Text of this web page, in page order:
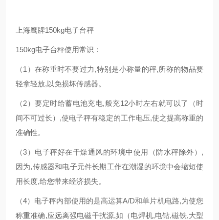
上海鹰牌150kg电子台秤
150kg电子台秤使用常识：
（1）在称重时不要过力,特别是小称量的秤,所称的物品要
轻拿轻放,以免损坏传感器。
（2）要定时给蓄电池充电,般充12小时左右就可以了（时
间不可过长）,使电子秤有稳定的工作电压,使之提高称重的
准确性。
（3）电子秤好在干燥通风的环境中使用（防水秤除外）,
因为,传感器和电子元件长期工作在潮湿的环境中会缩短使
用长度,给您带来经济损失。
（4）电子秤内部使用的是高运算A/D和单片机电路,为使您
称重准确,应远离强电磁干扰源,如（电焊机,电钻,磁铁,大型